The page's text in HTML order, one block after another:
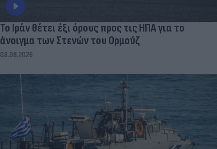
Το Ιράν θέτει έξι όρους προς τις ΗΠΑ για το
άνοιγμα των Στενών του Ορμούζ
08.08.2026